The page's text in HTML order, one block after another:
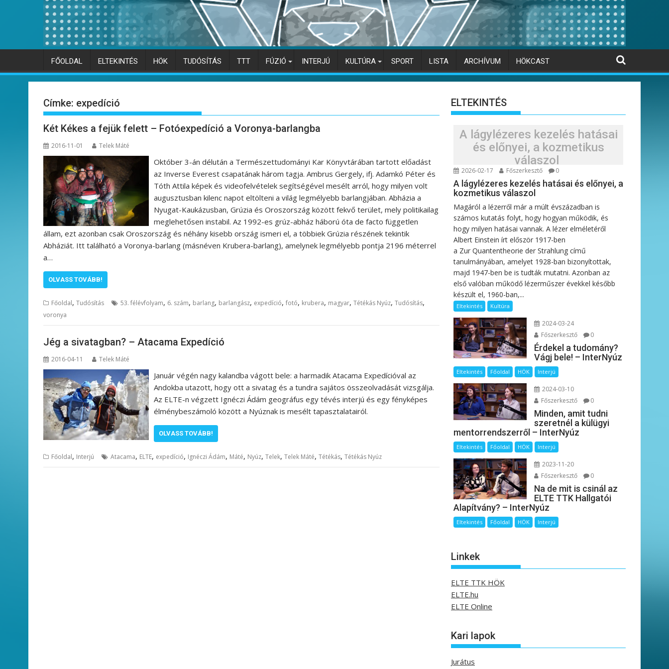
FŐOLDAL ELTEKINTÉS HÖK TUDÓSÍTÁS TTT FÚZIÓ INTERJÚ KULTÚRA SPORT LISTA ARCHÍVUM HÖKCAST
Címke: expedíció
Két Kékes a fejük felett – Fotóexpedíció a Voronya-barlangba
2016-11-01 Telek Máté
Október 3-án délután a Természettudományi Kar Könyvtárában tartott előadást
az Inverse Everest csapatának három tagja. Ambrus Gergely, ifj. Adamkó Péter és
Tóth Attila képek és videofelvételek segítségével mesélt arról, hogy milyen volt
augusztusban kilenc napot eltölteni a világ legmélyebb barlangjában. Abházia a
Nyugat-Kaukázusban, Grúzia és Oroszország között fekvő terület, mely politikailag
meglehetősen instabil. Az 1992-es grúz-abház háború óta de facto független
állam, ezt azonban csak Oroszország és néhány kisebb ország ismeri el, a többiek Grúzia részének tekintik
Abháziát. Itt található a Voronya-barlang (másnéven Krubera-barlang), amelynek legmélyebb pontja 2196 méterrel
a…
OLVASS TOVÁBB!
Főoldal, Tudósítás 53. félévfolyam, 6. szám, barlang, barlangász, expedíció, fotó, krubera, magyar, Tétékás Nyúz, Tudósítás,
voronya
Jég a sivatagban? – Atacama Expedíció
2016-04-11 Telek Máté
Január végén nagy kalandba vágott bele: a harmadik Atacama Expedícióval az
Andokba utazott, hogy ott a sivatag és a tundra sajátos összeolvadását vizsgálja.
Az ELTE-n végzett Ignéczi Ádám geográfus egy tévés interjú és egy fényképes
élménybeszámoló között a Nyúznak is mesélt tapasztalatairól.
OLVASS TOVÁBB!
Főoldal, Interjú Atacama, ELTE, expedíció, Ignéczi Ádám, Máté, Nyúz, Telek, Telek Máté, Tétékás, Tétékás Nyúz
ELTEKINTÉS
A lágylézeres kezelés hatásai
és előnyei, a kozmetikus
válaszol
2026-02-17 Főszerkesztő 0
A lágylézeres kezelés hatásai és előnyei, a
kozmetikus válaszol
Magáról a lézerről már a múlt évszázadban is
számos kutatás folyt, hogy hogyan működik, és
hogy milyen hatásai vannak. A lézer elméletéről
Albert Einstein írt először 1917-ben
a Zur Quantentheorie der Strahlung című
tanulmányában, amelyet 1928-ban bizonyítottak,
majd 1947-ben be is tudták mutatni. Azonban az
első valóban működő lézerműszer évekkel később
készült el, 1960-ban,...
Eltekintés Kultúra
2024-03-24
Főszerkesztő
0
Érdekel a tudomány?
Vágj bele! – InterNyúz
Eltekintés Főoldal HÖK Interjú
2024-03-10
Főszerkesztő
0
Minden, amit tudni
szeretnél a külügyi
mentorrendszerről – InterNyúz
Eltekintés Főoldal HÖK Interjú
2023-11-20
Főszerkesztő
0
Na de mit is csinál az
ELTE TTK Hallgatói
Alapítvány? – InterNyúz
Eltekintés Főoldal HÖK Interjú
Linkek
ELTE TTK HÖK
ELTE.hu
ELTE Online
Kari lapok
Jurátus